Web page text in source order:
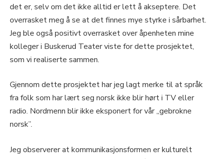
det er, selv om det ikke alltid er lett å akseptere. Det
overrasket meg å se at det finnes mye styrke i sårbarhet.
Jeg ble også positivt overrasket over åpenheten mine
kolleger i Buskerud Teater viste for dette prosjektet,
som vi realiserte sammen.
Gjennom dette prosjektet har jeg lagt merke til at språk
fra folk som har lært seg norsk ikke blir hørt i TV eller
radio. Nordmenn blir ikke eksponert for vår „gebrokne
norsk”.
Jeg observerer at kommunikasjonsformen er kulturelt